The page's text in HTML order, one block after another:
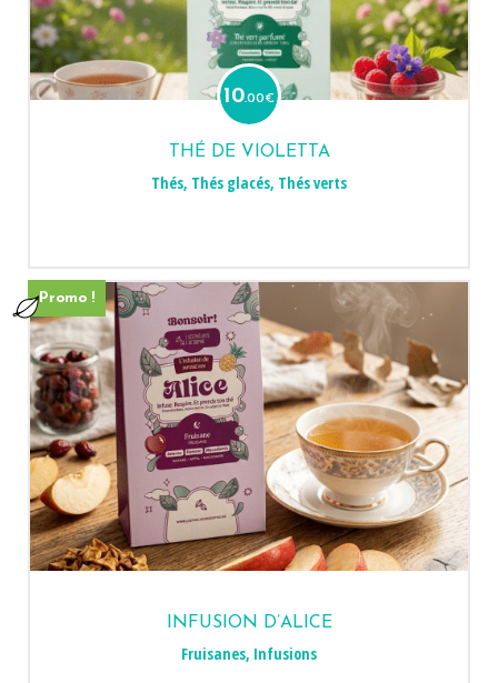
10.00€
THÉ DE VIOLETTA
Thés, Thés glacés, Thés verts
Promo !
INFUSION D’ALICE
Fruisanes, Infusions